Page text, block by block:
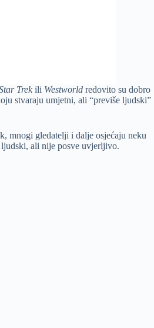
Trek ili Westworld redovito su dobro
stvaraju umjetni, ali “previše ljudski”
mnogi gledatelji i dalje osjećaju neku
ljudski, ali nije posve uvjerljivo.